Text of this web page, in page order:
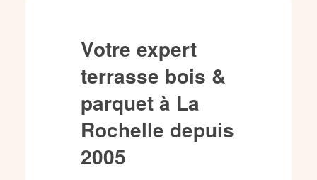
Votre expert
terrasse bois &
parquet à La
Rochelle depuis
2005